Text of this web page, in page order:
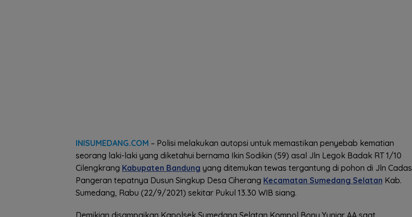
INISUMEDANG.COM – Polisi melakukan autopsi untuk memastikan penyebab kematian
seorang laki-laki yang diketahui bernama Ikin Sodikin (59) asal Jln Legok Badak RT 1/10
Cilengkrang Kabupaten Bandung yang ditemukan tewas tergantung di pohon di Jln Cadas
Pangeran tepatnya Dusun Singkup Desa Ciherang Kecamatan Sumedang Selatan Kab.
Sumedang, Rabu (22/9/2021) sekitar Pukul 13.30 WIB siang.
Demikian disampaikan Kapolsek Sumedang Selatan Kompol Bony Yuniar AA saat